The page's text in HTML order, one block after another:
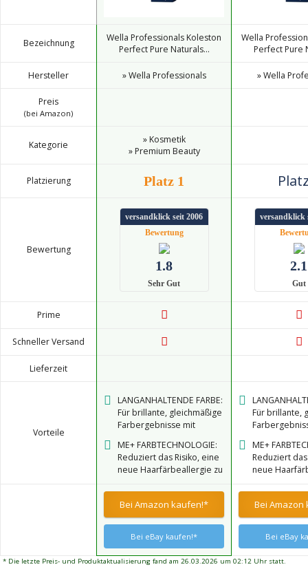
Bezeichnung
Wella Professionals Koleston
Perfect Pure Naturals...
Wella
Perfect Pure
Hersteller » Wella Professionals » Wella
Preis
(bei Amazon)
Kategorie
» Kosmetik
» Premium Beauty
Platzierung Platz 1
Bewertung
versandklick seit 2006
Bewertung
1.8
Sehr Gut
versandklick
2.1
Gut
Prime
Schneller Versand
Lieferzeit
Vorteile
LANGANHALTENDE FARBE:
Für brillante, gleichmäßige
Farbergebnisse mit
Haltbarkeit und
strahlendem Glanz.
ME+ FARBTECHNOLOGIE:
Reduziert das Risiko, eine
neue Haarfärbeallergie zu
kompromissloser
Farbleistung. *Für
Personen ohne bekannte
Allergie gegen Haarfarbe.
Für brillante,
Haltbarkeit
strahlendem
ME+
Reduziert
neue
Farbleistung.
Personen
Allergie
Bei Amazon kaufen!*
Bei eBay kaufen!*
Bei
Bei eBay
* Die letzte Preis- und Produktaktualisierung fand am 26.03.2026 um 02:12 Uhr statt.